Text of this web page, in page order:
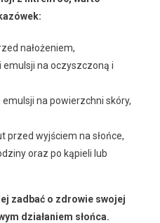
nałożeniem,
na oczyszczoną i
na powierzchni skóry,
przed wyjściem na słońce,
oraz po kąpieli lub
zadbać o zdrowie swojej
działaniem słońca.